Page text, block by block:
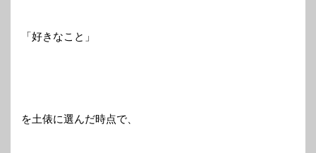
「好きなこと」
を土俵に選んだ時点で、